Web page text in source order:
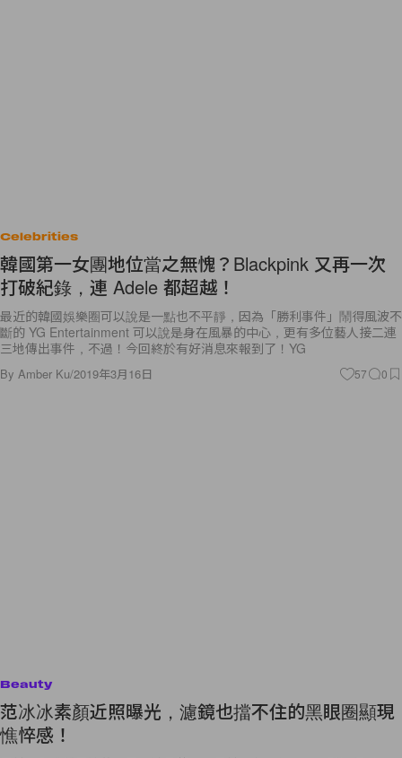
Celebrities
韓國第一女團地位當之無愧？Blackpink 又再一次
打破紀錄，連 Adele 都超越！
最近的韓國娛樂圈可以說是一點也不平靜，因為「勝利事件」鬧得風波不
斷的 YG Entertainment 可以說是身在風暴的中心，更有多位藝人接二連
三地傳出事件，不過！今回終於有好消息來報到了！YG
By Amber Ku/2019年3月16日 57 0
Beauty
范冰冰素顏近照曝光，濾鏡也擋不住的黑眼圈顯現
憔悴感！